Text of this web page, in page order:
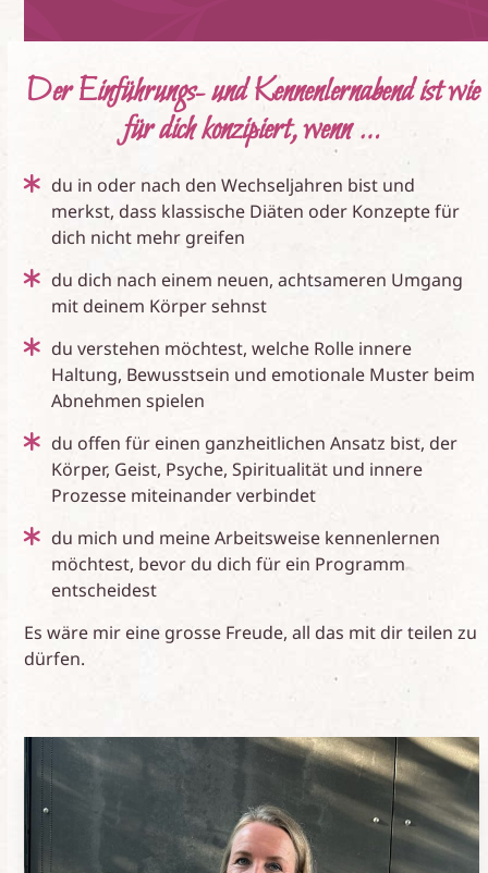
Der Einführungs- und Kennenlernabend ist wie
für dich konzipiert, wenn …
du in oder nach den Wechseljahren bist und
merkst, dass klassische Diäten oder Konzepte für
dich nicht mehr greifen
du dich nach einem neuen, achtsameren Umgang
mit deinem Körper sehnst
du verstehen möchtest, welche Rolle innere
Haltung, Bewusstsein und emotionale Muster beim
Abnehmen spielen
du offen für einen ganzheitlichen Ansatz bist, der
Körper, Geist, Psyche, Spiritualität und innere
Prozesse miteinander verbindet
du mich und meine Arbeitsweise kennenlernen
möchtest, bevor du dich für ein Programm
entscheidest
Es wäre mir eine grosse Freude, all das mit dir teilen zu
dürfen.